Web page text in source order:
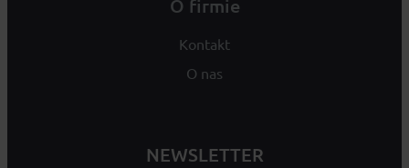
O firmie
Kontakt
O nas
NEWSLETTER